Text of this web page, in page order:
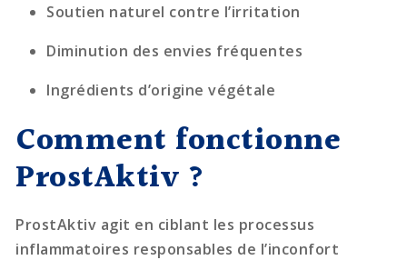
Soutien naturel contre l’irritation
Diminution des envies fréquentes
Ingrédients d’origine végétale
Comment fonctionne
ProstAktiv ?
ProstAktiv agit en ciblant les processus
inflammatoires responsables de l’inconfort